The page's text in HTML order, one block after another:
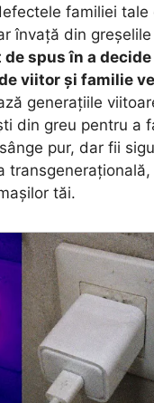
familiei tale
învață din greșelile
spus în a
viitor și familie
generațiile
din greu pentru a
pur, dar fii
tăi.